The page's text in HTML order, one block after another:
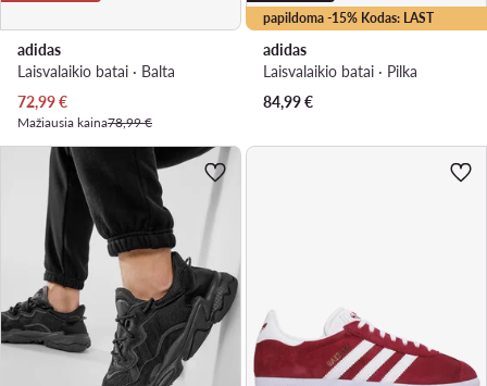
adidas
Laisvalaikio batai · Balta
Dabartinė kaina
72,99€
Mažiausia kaina78,99 €
papildoma -15% Kodas: LAST
adidas
Laisvalaikio batai · Pilka
84,99€